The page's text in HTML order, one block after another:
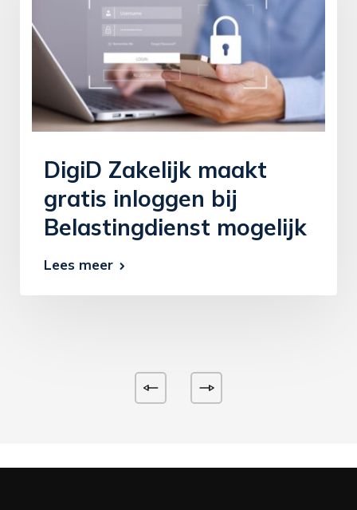
DigiD Zakelijk maakt
gratis inloggen bij
Belastingdienst mogelijk
Lees meer